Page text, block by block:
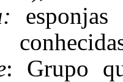
: Grupo